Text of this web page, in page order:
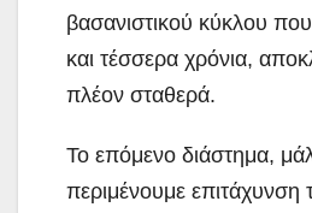
βασανιστικού κύκλου
και τέσσερα χρόνια,
πλέον σταθερά.
Το επόμενο διάστημα,
περιμένουμε